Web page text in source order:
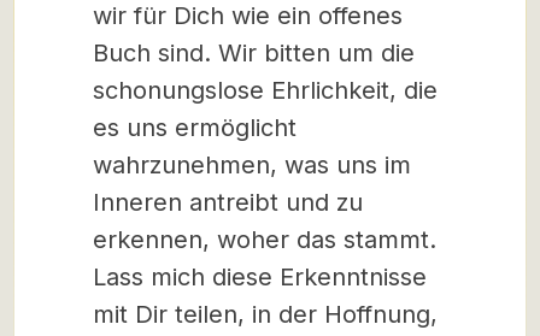
wir für Dich wie ein offenes
Buch sind. Wir bitten um die
schonungslose Ehrlichkeit, die
es uns ermöglicht
wahrzunehmen, was uns im
Inneren antreibt und zu
erkennen, woher das stammt.
Lass mich diese Erkenntnisse
mit Dir teilen, in der Hoffnung,